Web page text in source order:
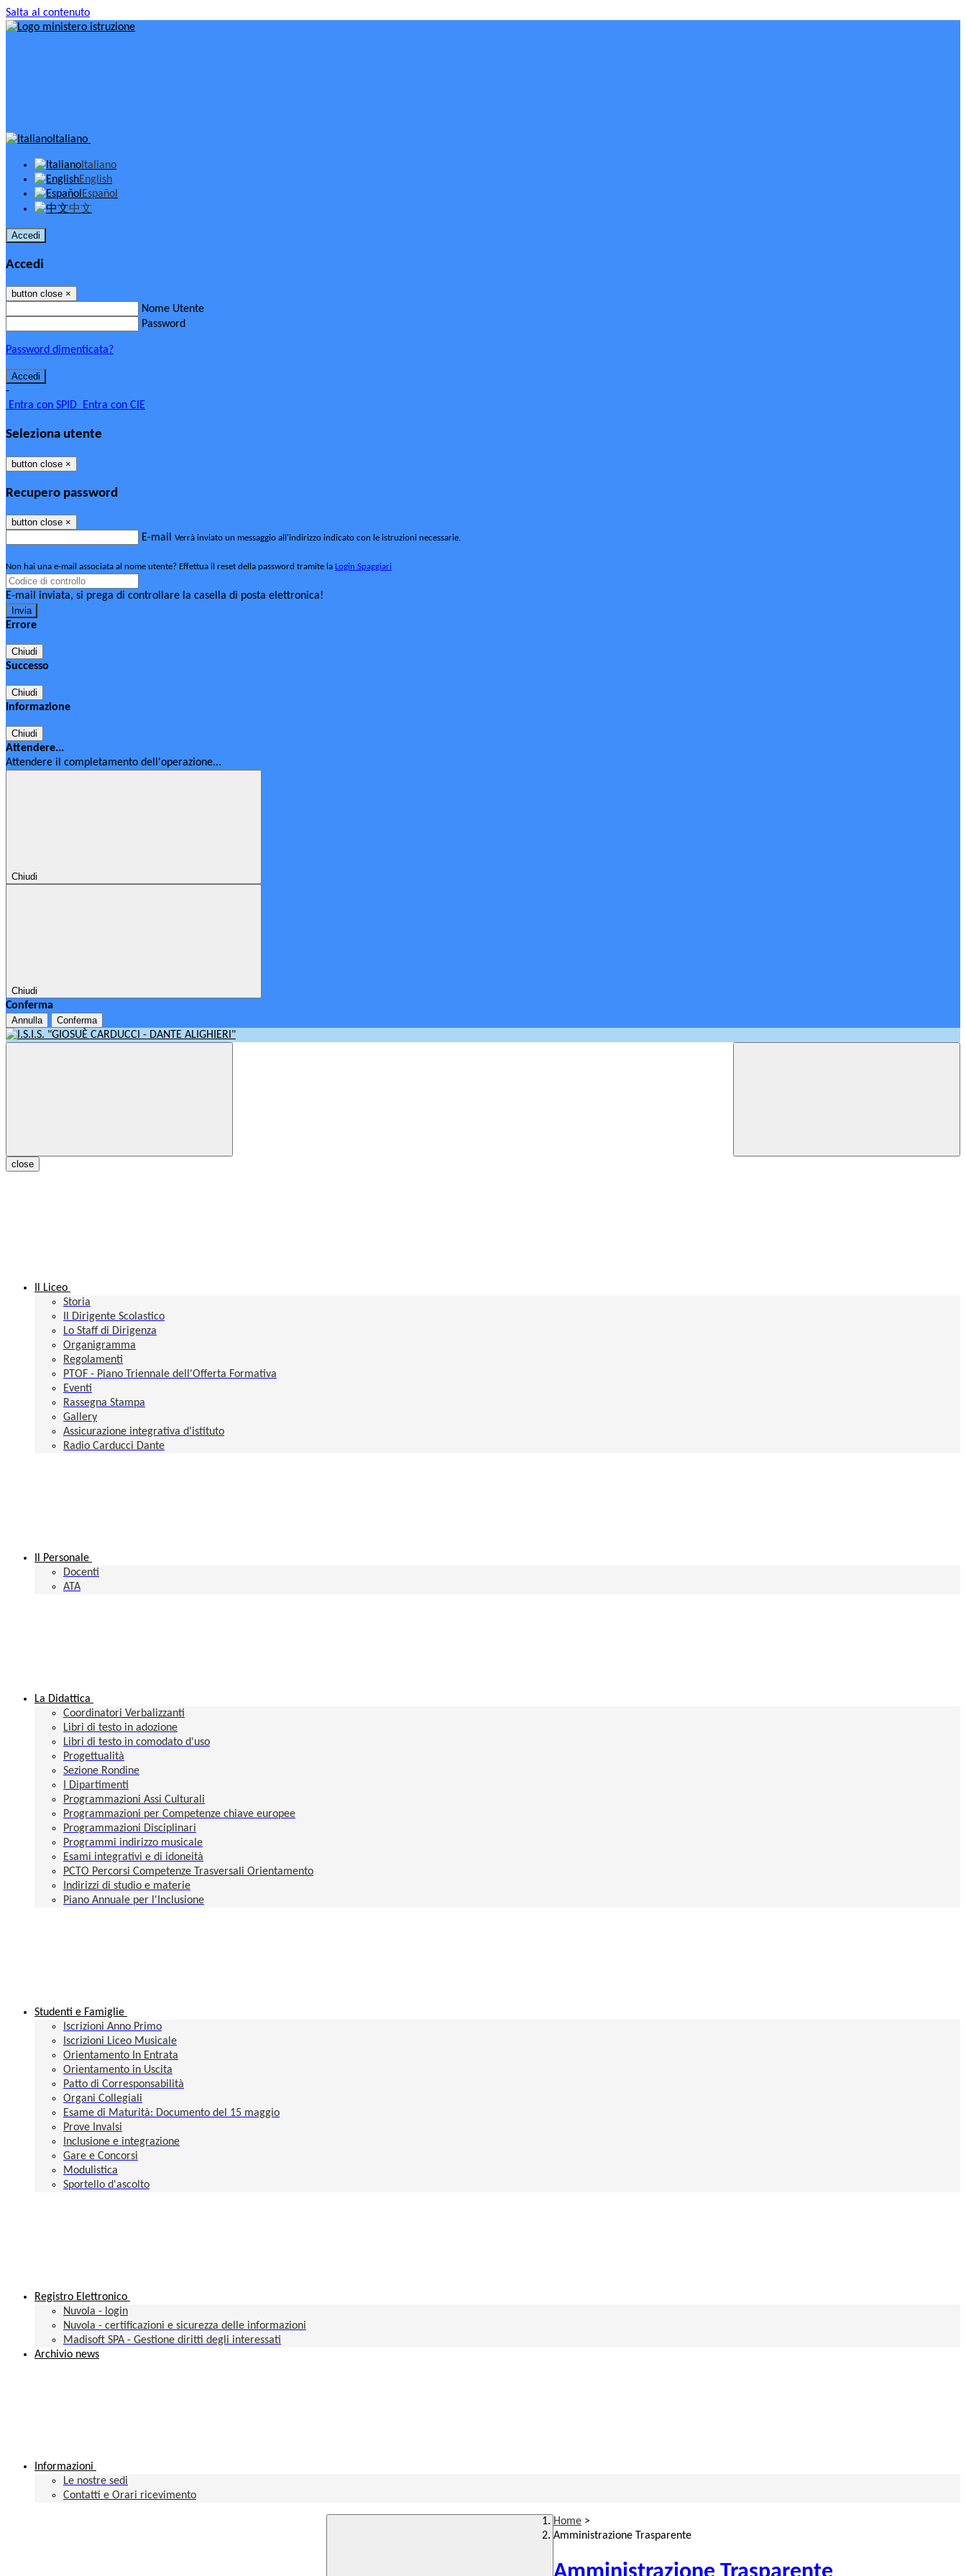
Salta al contenuto
Italiano
Italiano
English
Español
中文
Accedi
Accedi
button close ×
Nome Utente
Password
Password dimenticata?
-
Entra con SPID Entra con CIE
Seleziona utente
button close ×
Recupero password
button close ×
E-mail Verrà inviato un messaggio all'indirizzo indicato con le istruzioni necessarie.
Non hai una e-mail associata al nome utente? Effettua il reset della password tramite la Login Spaggiari
E-mail inviata, si prega di controllare la casella di posta elettronica!
Errore
Chiudi
Successo
Chiudi
Informazione
Chiudi
Attendere...
Attendere il completamento dell'operazione...
Chiudi
Chiudi
Conferma
Annulla Conferma
close
Il Liceo
Storia
Il Dirigente Scolastico
Lo Staff di Dirigenza
Organigramma
Regolamenti
PTOF - Piano Triennale dell'Offerta Formativa
Eventi
Rassegna Stampa
Gallery
Assicurazione integrativa d'istituto
Radio Carducci Dante
Il Personale
Docenti
ATA
La Didattica
Coordinatori Verbalizzanti
Libri di testo in adozione
Libri di testo in comodato d'uso
Progettualità
Sezione Rondine
I Dipartimenti
Programmazioni Assi Culturali
Programmazioni per Competenze chiave europee
Programmazioni Disciplinari
Programmi indirizzo musicale
Esami integrativi e di idoneità
PCTO Percorsi Competenze Trasversali Orientamento
Indirizzi di studio e materie
Piano Annuale per l'Inclusione
Studenti e Famiglie
Iscrizioni Anno Primo
Iscrizioni Liceo Musicale
Orientamento In Entrata
Orientamento in Uscita
Patto di Corresponsabilità
Organi Collegiali
Esame di Maturità: Documento del 15 maggio
Prove Invalsi
Inclusione e integrazione
Gare e Concorsi
Modulistica
Sportello d'ascolto
Registro Elettronico
Nuvola - login
Nuvola - certificazioni e sicurezza delle informazioni
Madisoft SPA - Gestione diritti degli interessati
Archivio news
Informazioni
Le nostre sedi
Contatti e Orari ricevimento
Home >
Amministrazione Trasparente